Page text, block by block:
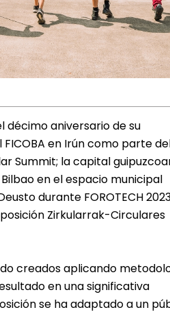
décimo aniversario de su
en Irún como parte
Summit; la capital
en el espacio municipal
durante FOROTECH
Zirkularrak-Circulares
creados aplicando
en una significativa
se ha adaptado a un